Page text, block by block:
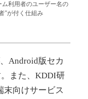
ム利用者のユーザー名の
”が付く仕組み
Android版セカ
また、KDDI研
末向けサービス